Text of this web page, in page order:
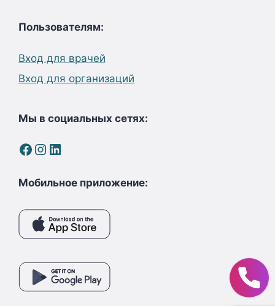
Пользователям:
Вход для врачей
Вход для организаций
Мы в социальных сетях:
Facebook
Instagram
LinkedIn
Мобильное приложение: